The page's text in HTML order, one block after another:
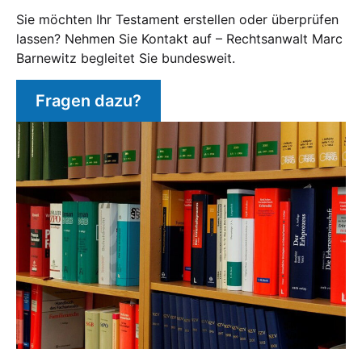
Sie möchten Ihr Testament erstellen oder überprüfen
lassen? Nehmen Sie Kontakt auf – Rechtsanwalt Marc
Barnewitz begleitet Sie bundesweit.
Fragen dazu?